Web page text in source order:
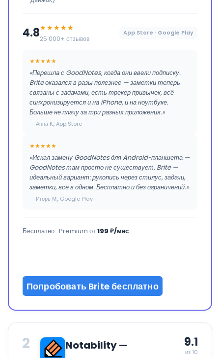
4.8★★★★★
25 000+ отзывов
App Store · Google Play
★★★★★
«Перешла с GoodNotes, когда они ввели подписку.
Brite оказался в разы полезнее — заметки теперь
связаны с задачами, есть трекер привычек, всё
синхронизируется и на iPhone, и на ноутбуке.
Больше не плачу за три разных приложения.»
— Анна К., App Store
★★★★★
«Искал замену GoodNotes для Android-планшета —
GoodNotes там просто не существует. Brite —
идеальный вариант: рукопись через стилус, задачи,
заметки, всё в одном. Бесплатно и без ограничений.»
— Игорь М., Google Play
Бесплатно · Premium от199 ₽/мес
Попробовать Brite бесплатно
2
Notability —
9.1
из 10